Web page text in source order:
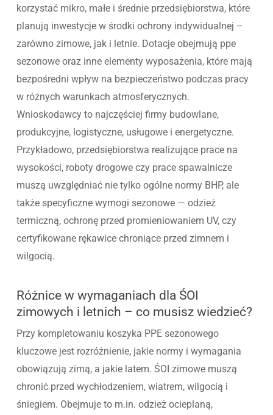
korzystać mikro, małe i średnie przedsiębiorstwa, które
planują inwestycje w środki ochrony indywidualnej –
zarówno zimowe, jak i letnie. Dotacje obejmują ppe
sezonowe oraz inne elementy wyposażenia, które mają
bezpośredni wpływ na bezpieczeństwo podczas pracy
w różnych warunkach atmosferycznych.
Wnioskodawcy to najczęściej firmy budowlane,
produkcyjne, logistyczne, usługowe i energetyczne.
Przykładowo, przedsiębiorstwa realizujące prace na
wysokości, roboty drogowe czy prace spawalnicze
muszą uwzględniać nie tylko ogólne normy BHP, ale
także specyficzne wymogi sezonowe — odzież
termiczną, ochronę przed promieniowaniem UV, czy
certyfikowane rękawice chroniące przed zimnem i
wilgocią.
Różnice w wymaganiach dla ŚOI
zimowych i letnich – co musisz wiedzieć?
Przy kompletowaniu koszyka PPE sezonowego
kluczowe jest rozróżnienie, jakie normy i wymagania
obowiązują zimą, a jakie latem. ŚOI zimowe muszą
chronić przed wychłodzeniem, wiatrem, wilgocią i
śniegiem. Obejmuje to m.in. odzież ocieplaną,